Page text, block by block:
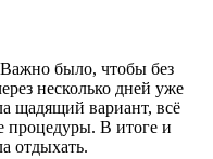
было, чтобы без
несколько дней уже
щадящий вариант, всё
процедуры. В итоге и
отдыхать.